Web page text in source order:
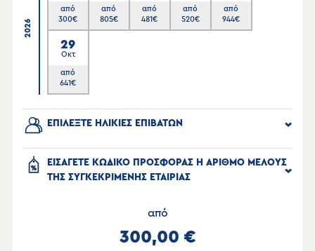
2026
από
300€
από
805€
από
481€
από
520€
από
944€
29
Οκτ
από
641€
ΕΠΙΛΕΞΤΕ ΗΛΙΚΙΕΣ ΕΠΙΒΑΤΩΝ
ΕΙΣΑΓΕΤΕ ΚΩΔΙΚΟ ΠΡΟΣΦΟΡΑΣ Η ΑΡΙΘΜΟ ΜΕΛΟΥΣ
ΤΗΣ ΣΥΓΚΕΚΡΙΜΕΝΗΣ ΕΤΑΙΡΙΑΣ
από
300,00 €